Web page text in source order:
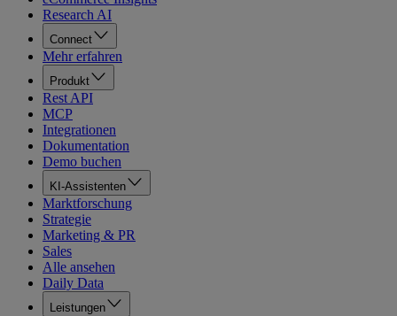
Research AI
Connect
Mehr erfahren
Produkt
Rest API
MCP
Integrationen
Dokumentation
Demo buchen
KI-Assistenten
Marktforschung
Strategie
Marketing & PR
Sales
Alle ansehen
Daily Data
Leistungen